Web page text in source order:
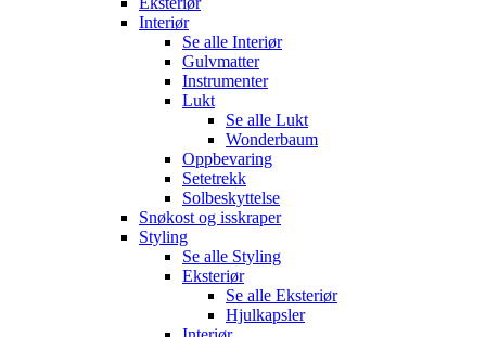
Interiør
Se alle Interiør
Gulvmatter
Instrumenter
Lukt
Se alle Lukt
Wonderbaum
Oppbevaring
Setetrekk
Solbeskyttelse
Snøkost og isskraper
Styling
Se alle Styling
Eksteriør
Se alle Eksteriør
Hjulkapsler